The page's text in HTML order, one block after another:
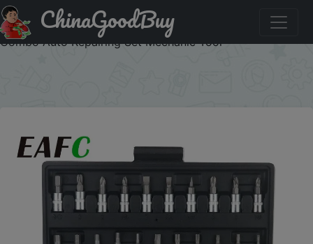
Купити на розпродажі 46pcs Car Repair Tool Kit 1/4-Inch
Socket Set Car Repair Tool Ratchet Torque Wrench
Combo Auto Repairing Set Mechanic Tool
ChinaGoodBuy